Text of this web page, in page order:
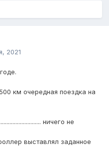
2021
км очередная поездка на
ничего не
выставлял заданное